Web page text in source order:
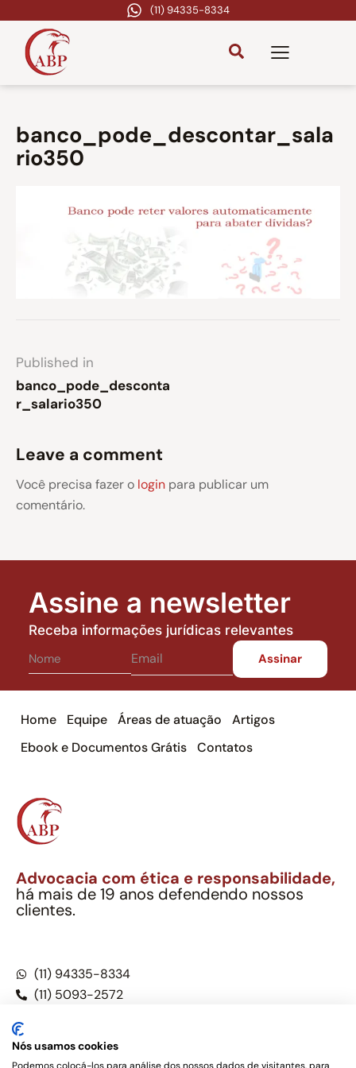
(11) 94335-8334
banco_pode_descontar_sala
rio350
Published in
banco_pode_desconta
r_salario350
Leave a comment
Você precisa fazer o login para publicar um
comentário.
Assine a newsletter
Receba informações jurídicas relevantes
Home Equipe Áreas de atuação
Artigos
Ebook e Documentos Grátis
Contatos
Advocacia com ética e responsabilidade,
há mais de 19 anos defendendo nossos
clientes.
(11) 94335-8334
(11) 5093-2572
Nós usamos cookies